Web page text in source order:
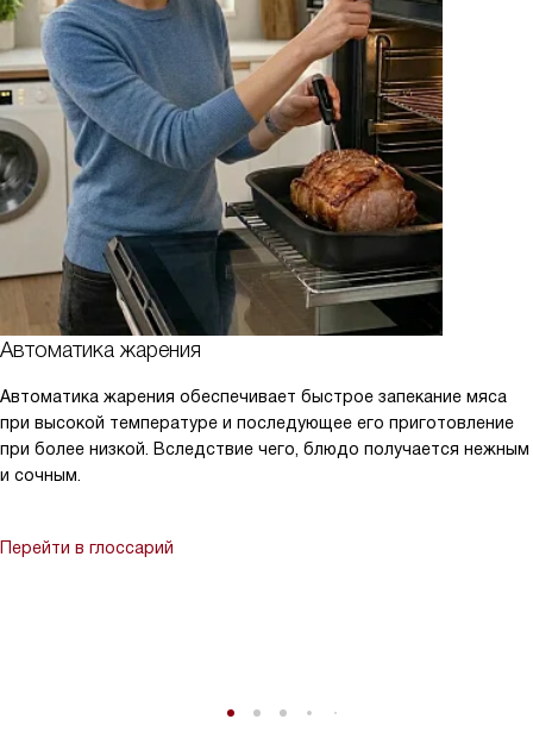
Автоматика жарения
Автоматика жарения обеспечивает быстрое запекание мяса
при высокой температуре и последующее его приготовление
при более низкой. Вследствие чего, блюдо получается нежным
и сочным.
Перейти в глоссарий